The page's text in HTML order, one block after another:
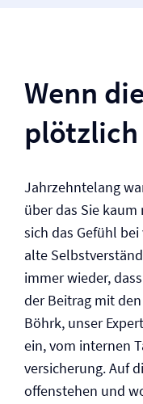
Wenn
Jahrzehntelang
über das Sie
sich das Gefühl
alte
immer wieder,
der Beitrag mit
Böhrk, unser
ein, vom internen
versicherung. Auf
offenstehen und